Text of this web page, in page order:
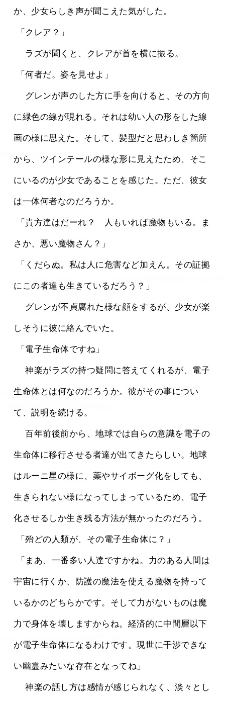
か、少女らしき声が聞こえた気がした。
「クレア？」
ラズが聞くと、クレアが首を横に振る。
「何者だ。姿を見せよ」
に緑色の線が現れる。それは幼い人の形をした線
画の様に思えた。そして、髪型だと思わしき箇所
から、ツインテールの様な形に見えたため、そこ
にいるのが少女であることを感じた。ただ、彼女
は一体何者なのだろうか。
さか、悪い魔物さん？」
にこの者達も生きているだろう？」
しそうに彼に絡んでいた。
「電子生命体ですね」
生命体とは何なのだろうか。彼がその事につい
て、説明を続ける。
生命体に移行させる者達が出てきたらしい。地球
はルーニ星の様に、薬やサイボーグ化をしても、
生きられない様になってしまっているため、電子
化させるしか生き残る方法が無かったのだろう。
「殆どの人類が、その電子生命体に？」
宇宙に行くか、防護の魔法を使える魔物を持って
いるかのどちらかです。そして力がないものは魔
力で身体を壊しますからね。経済的に中間層以下
が電子生命体になるわけです。現世に干渉できな
い幽霊みたいな存在となってね」